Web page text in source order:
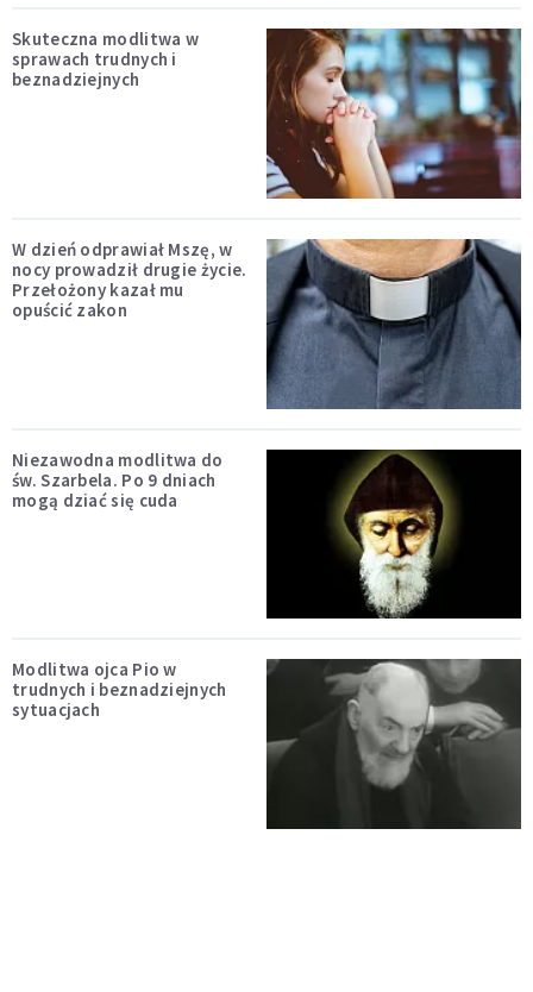
Skuteczna modlitwa w
sprawach trudnych i
beznadziejnych
W dzień odprawiał Mszę, w
nocy prowadził drugie życie.
Przełożony kazał mu
opuścić zakon
Niezawodna modlitwa do
św. Szarbela. Po 9 dniach
mogą dziać się cuda
Modlitwa ojca Pio w
trudnych i beznadziejnych
sytuacjach